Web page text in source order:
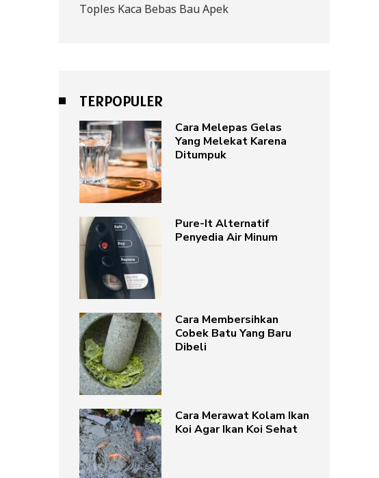
Toples Kaca Bebas Bau Apek
TERPOPULER
Cara Melepas Gelas
Yang Melekat Karena
Ditumpuk
Pure-It Alternatif
Penyedia Air Minum
Cara Membersihkan
Cobek Batu Yang Baru
Dibeli
Cara Merawat Kolam Ikan
Koi Agar Ikan Koi Sehat